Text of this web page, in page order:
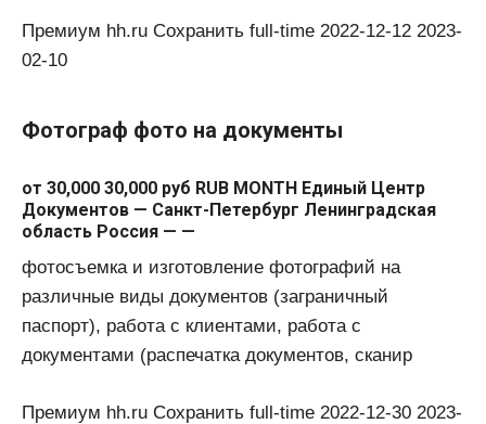
Премиум hh.ru Сохранить full-time 2022-12-12 2023-
02-10
Фотограф фото на документы
от 30,000 30,000 руб RUB MONTH Единый Центр
Документов — Санкт-Петербург Ленинградская
область Россия — —
фотосъемка и изготовление фотографий на
различные виды документов (заграничный
паспорт), работа с клиентами, работа с
документами (распечатка документов, сканир
Премиум hh.ru Сохранить full-time 2022-12-30 2023-